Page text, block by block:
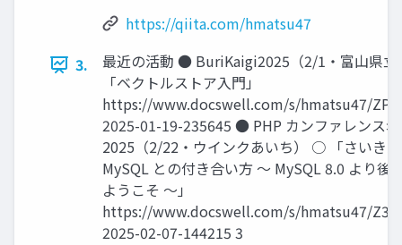
https://qiita.com/hmatsu47
3.
最近の活動 ● BuriKaigi2025（2/1・富山県
「ベクトルストア入門」
https://www.docswell.com/s/hmatsu47/
2025-01-19-235645 ● PHP カンファレンス
2025（2/22・ウインクあいち） ○ 「さいき
MySQL との付き合い方 〜 MySQL 8.0 より後
ようこそ 〜」
https://www.docswell.com/s/hmatsu47/
2025-02-07-144215 3